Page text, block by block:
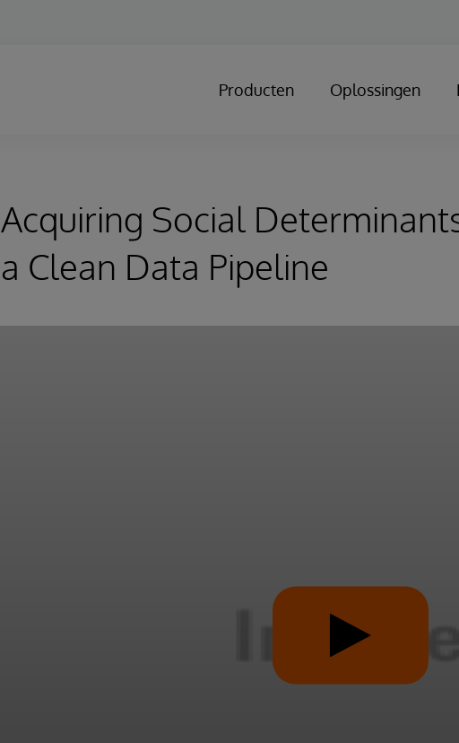
Producten Oplossingen
Acquiring Social
a Clean Data Pipeline